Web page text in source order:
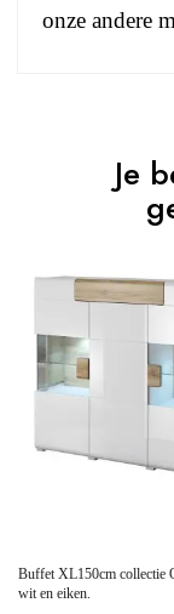
onze andere
Leeftijd
Levertijd
dagen)
Elektrisch
You Must
Je
Buffet XL150cm collectie
wit en eiken.